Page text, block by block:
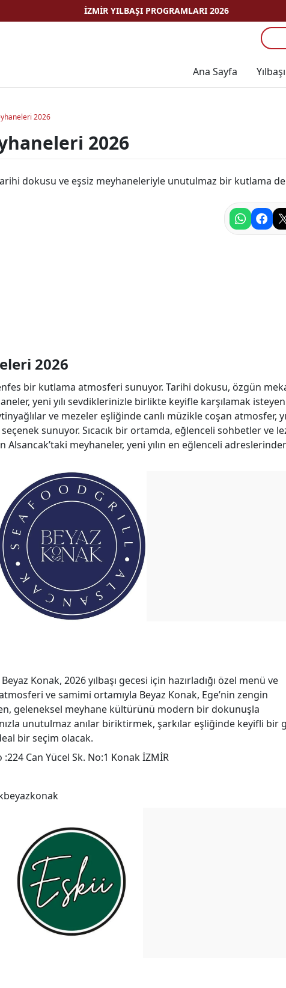
İZMIR YILBAŞI PROGRAMLARI 2026
Ana Sayfa
2026
2026
dokusu ve eşsiz meyhaneleriyle unutulmaz bir kutlama
2026
bir kutlama atmosferi sunuyor. Tarihi dokusu, özgün
yeni yılı sevdiklerinizle birlikte keyifle karşılamak
ve mezeler eşliğinde canlı müzikle coşan atmosfer,
sunuyor. Sıcacık bir ortamda, eğlenceli sohbetler ve
Alsancak’taki meyhaneler, yeni yılın en eğlenceli
Konak, 2026 yılbaşı gecesi için hazırladığı özel menü ve
ve samimi ortamıyla Beyaz Konak, Ege’nin zengin
geleneksel meyhane kültürünü modern bir dokunuşla
unutulmaz anılar biriktirmek, şarkılar eşliğinde keyifli bir
bir seçim olacak.
Can Yücel Sk. No:1 Konak İZMİR